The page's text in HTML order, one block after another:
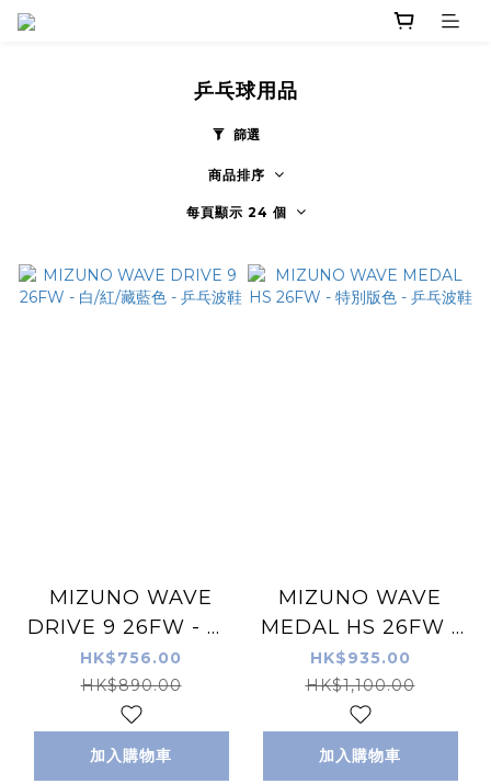
乒乓球用品
篩選
商品排序
每頁顯示 24 個
MIZUNO WAVE
DRIVE 9 26FW - 白/
紅/藏藍色 - 乒乓波鞋
HK$756.00
HK$890.00
加入購物車
MIZUNO WAVE
MEDAL HS 26FW -
特別版色 - 乒乓波鞋
HK$935.00
HK$1,100.00
加入購物車